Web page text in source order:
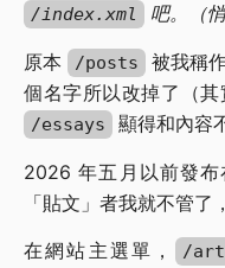
/index.xml 吧。（
原本 /posts 被我稱
個名字所以改掉了（其
/essays 顯得和內容
2026 年五月以前發布
「貼文」者我就不管了，
在網站主選單，
/